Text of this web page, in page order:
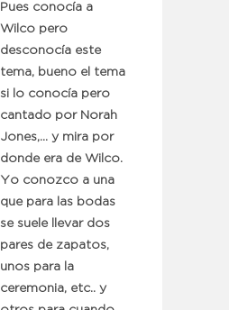
Pues conocía a
Wilco pero
desconocía este
tema, bueno el tema
si lo conocía pero
cantado por Norah
Jones,… y mira por
donde era de Wilco.
Yo conozco a una
que para las bodas
se suele llevar dos
pares de zapatos,
unos para la
ceremonia, etc.. y